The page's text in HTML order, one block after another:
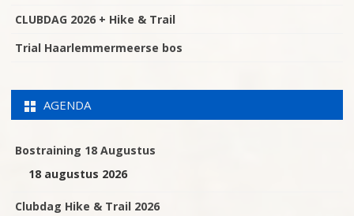
CLUBDAG 2026 + Hike & Trail
Trial Haarlemmermeerse bos
AGENDA
Bostraining 18 Augustus
18 augustus 2026
Clubdag Hike & Trail 2026